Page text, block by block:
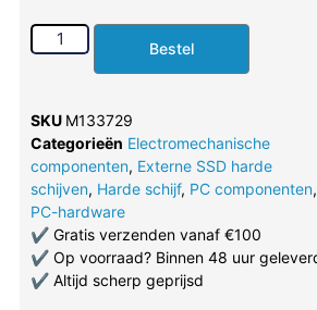
Bestel
SKU M133729
Categorieën Electromechanische
componenten, Externe SSD harde
schijven, Harde schijf, PC componenten,
PC-hardware
✔Gratis verzenden vanaf €100
✔Op voorraad? Binnen 48 uur
✔Altijd scherp geprijsd